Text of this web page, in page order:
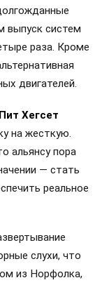
выпуск систем
раза. Кроме
двигателей.
Пит Хегсет
на жесткую.
альянсу пора
— стать
реальное
слухи, что
из Норфолка,